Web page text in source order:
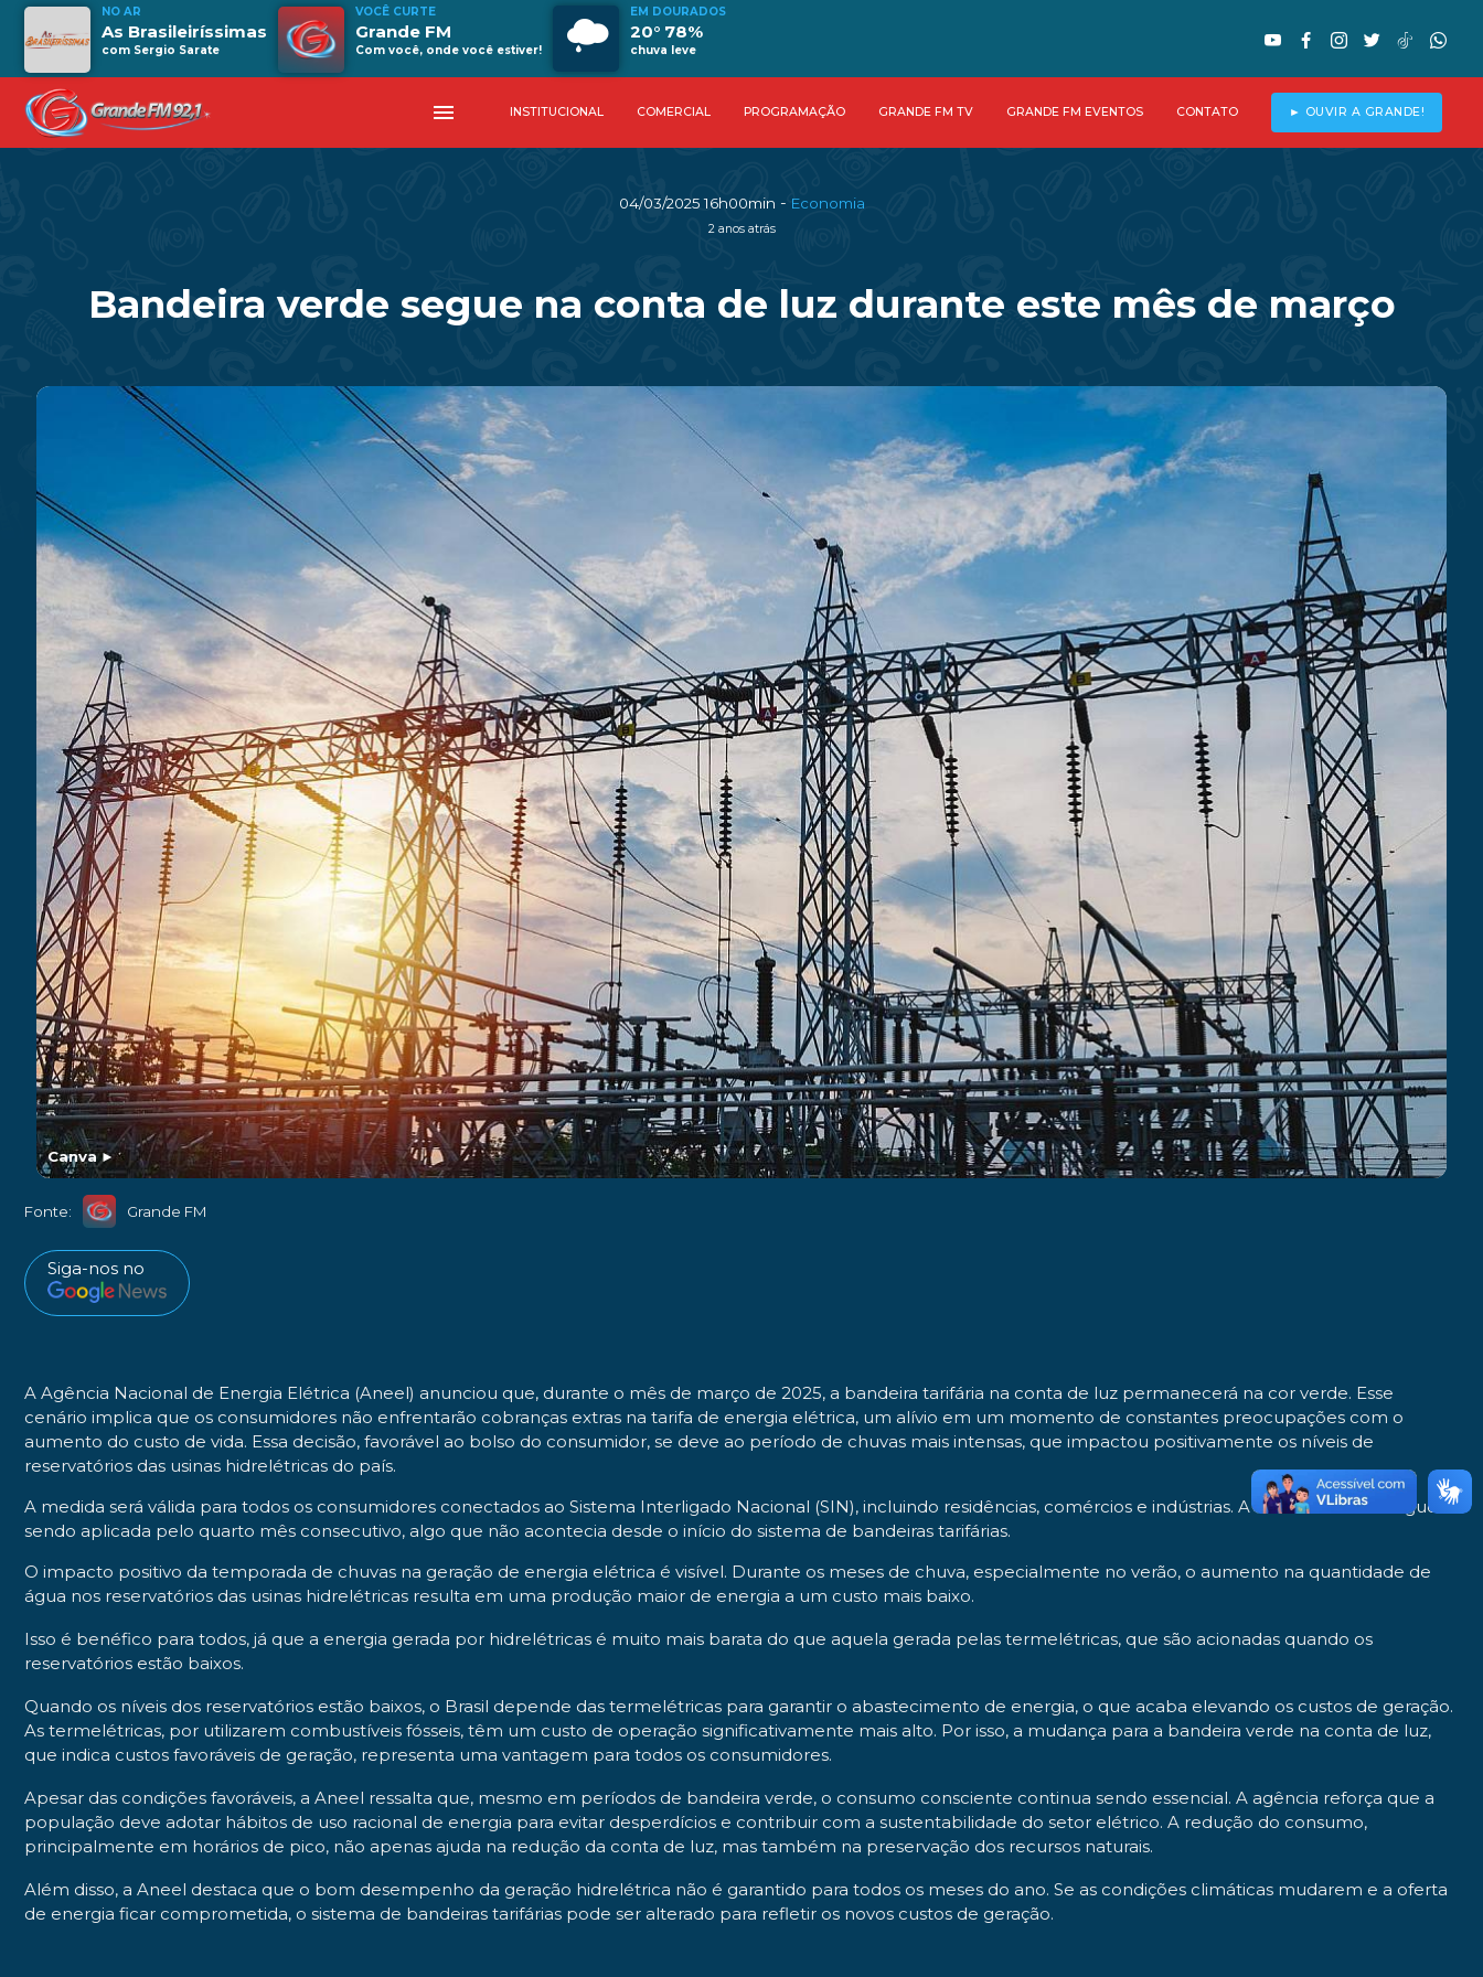
NO AR
As Brasileiríssimas
com Sergio Sarate
VOCÊ CURTE
Grande FM
Com você, onde você estiver!
EM DOURADOS
20° 78%
chuva leve
menu INSTITUCIONAL COMERCIAL PROGRAMAÇÃO GRANDE FM TV GRANDE FM EVENTOS CONTATO ► OUVIR A GRANDE!
04/03/2025 16h00min - Economia
2 anos atrás
Bandeira verde segue na conta de luz durante este mês de março
Canva►
Fonte: Grande FM
Siga-nos no
A Agência Nacional de Energia Elétrica (Aneel) anunciou que, durante o mês de março de 2025, a bandeira tarifária na conta de luz permanecerá na cor verde. Esse
cenário implica que os consumidores não enfrentarão cobranças extras na tarifa de energia elétrica, um alívio em um momento de constantes preocupações com o
aumento do custo de vida. Essa decisão, favorável ao bolso do consumidor, se deve ao período de chuvas mais intensas, que impactou positivamente os níveis de
reservatórios das usinas hidrelétricas do país.
A medida será válida para todos os consumidores conectados ao Sistema Interligado Nacional (SIN), incluindo residências, comércios e indústrias. A bandeira verde segue
sendo aplicada pelo quarto mês consecutivo, algo que não acontecia desde o início do sistema de bandeiras tarifárias.
O impacto positivo da temporada de chuvas na geração de energia elétrica é visível. Durante os meses de chuva, especialmente no verão, o aumento na quantidade de
água nos reservatórios das usinas hidrelétricas resulta em uma produção maior de energia a um custo mais baixo.
Isso é benéfico para todos, já que a energia gerada por hidrelétricas é muito mais barata do que aquela gerada pelas termelétricas, que são acionadas quando os
reservatórios estão baixos.
Quando os níveis dos reservatórios estão baixos, o Brasil depende das termelétricas para garantir o abastecimento de energia, o que acaba elevando os custos de geração.
As termelétricas, por utilizarem combustíveis fósseis, têm um custo de operação significativamente mais alto. Por isso, a mudança para a bandeira verde na conta de luz,
que indica custos favoráveis de geração, representa uma vantagem para todos os consumidores.
Apesar das condições favoráveis, a Aneel ressalta que, mesmo em períodos de bandeira verde, o consumo consciente continua sendo essencial. A agência reforça que a
população deve adotar hábitos de uso racional de energia para evitar desperdícios e contribuir com a sustentabilidade do setor elétrico. A redução do consumo,
principalmente em horários de pico, não apenas ajuda na redução da conta de luz, mas também na preservação dos recursos naturais.
Além disso, a Aneel destaca que o bom desempenho da geração hidrelétrica não é garantido para todos os meses do ano. Se as condições climáticas mudarem e a oferta
de energia ficar comprometida, o sistema de bandeiras tarifárias pode ser alterado para refletir os novos custos de geração.